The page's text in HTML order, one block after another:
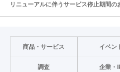
リニューアルに伴うサービス停止期間
商品・サービス イベン
調査 企業・